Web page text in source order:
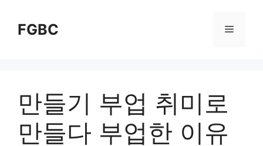
contentFGBC Menu
만들기 부업 취미로
만들다 부업한 이유